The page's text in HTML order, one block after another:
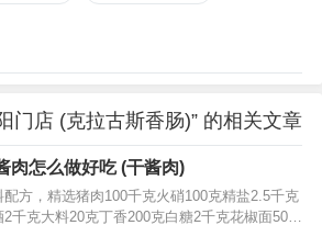
门店 (克拉古斯香肠)” 的相关文章
肉怎么做好吃 (干酱肉)
配方，精选猪肉100千克火硝100克精盐2.5千克
2千克大料20克丁香200克白糖2千克花椒面50克